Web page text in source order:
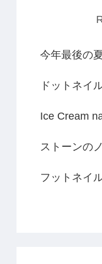
今年最後の
ドットネイ
Ice Cream
ストーンの
フットネイ